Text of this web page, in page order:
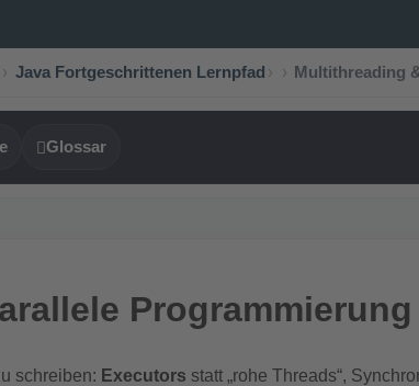
Java Fortgeschrittenen Lernpfad › Multithreading
Glossar
Programmierung
schreiben: Executors statt „rohe Threads“,